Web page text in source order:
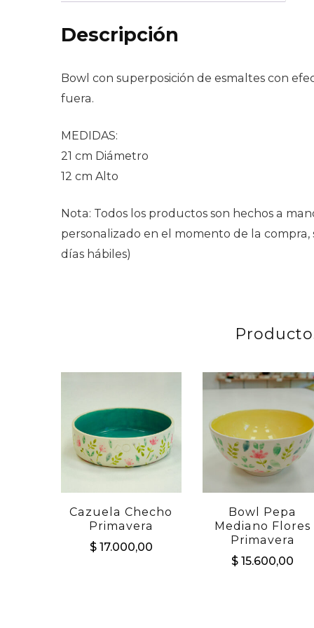
Descripción
Bowl con superposición de esmaltes con
fuera.
MEDIDAS:
21 cm Diámetro
12 cm Alto
Nota: Todos los productos son hechos a
personalizado en el momento de la
días hábiles)
Cazuela Checho
Primavera
$17.000,00
Bowl Pepa
Mediano Flores
Primavera
$ 15.600,00